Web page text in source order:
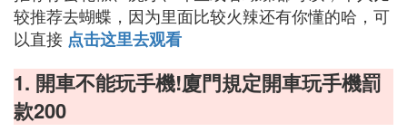
较推荐去蝴蝶，因为里面比较火辣还有你懂的哈，可
以直接 点击这里去观看
1. 開車不能玩手機!廈門規定開車玩手機罰
款200